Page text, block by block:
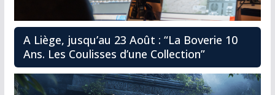
A Liège, jusqu’au 23 Août : “La Boverie 10
Ans. Les Coulisses d’une Collection”